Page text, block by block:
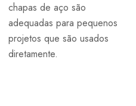
chapas de aço são
adequadas para pequenos
projetos que são usados
diretamente.